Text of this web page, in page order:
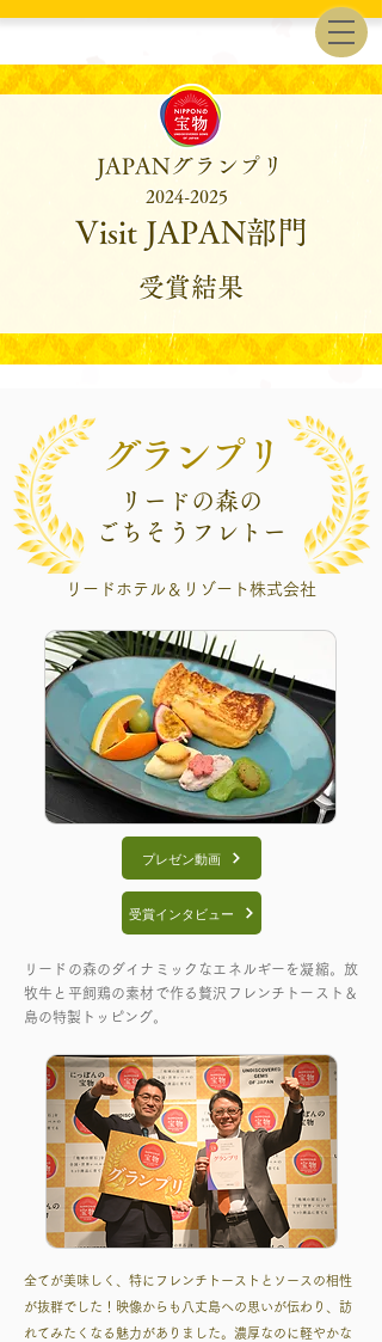
JAPANグランプリ
2024-2025
Visit JAPAN部門
受賞結果
グランプリ
リードの森の
ごちそうフレトー
リードホテル＆リゾート株式会社
プレゼン動画
受賞インタビュー
リードの森のダイナミックなエネルギーを凝縮。放
牧牛と平飼鶏の素材で作る贅沢フレンチトースト＆
島の特製トッピング。
全てが美味しく、特にフレンチトーストとソースの相性
が抜群でした！映像からも八丈島への思いが伝わり、訪
れてみたくなる魅力がありました。濃厚なのに軽やかな